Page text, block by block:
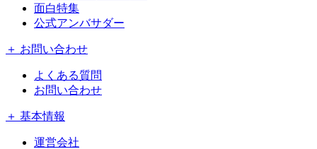
面白特集
公式アンバサダー
＋ お問い合わせ
よくある質問
お問い合わせ
＋ 基本情報
運営会社